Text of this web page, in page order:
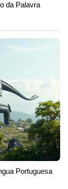
da Palavra
Portuguesa